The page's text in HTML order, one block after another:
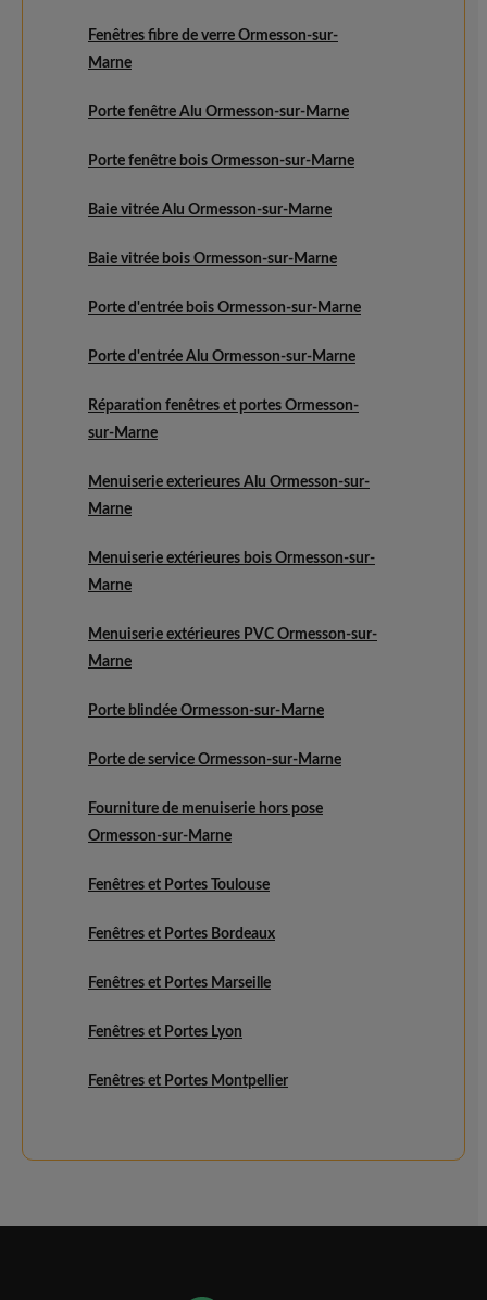
Fenêtres fibre de verre Ormesson-sur-
Marne
Porte fenêtre Alu Ormesson-sur-Marne
Porte fenêtre bois Ormesson-sur-Marne
Baie vitrée Alu Ormesson-sur-Marne
Baie vitrée bois Ormesson-sur-Marne
Porte d'entrée bois Ormesson-sur-Marne
Porte d'entrée Alu Ormesson-sur-Marne
Réparation fenêtres et portes Ormesson-
sur-Marne
Menuiserie exterieures Alu Ormesson-sur-
Marne
Menuiserie extérieures bois Ormesson-sur-
Marne
Menuiserie extérieures PVC Ormesson-sur-
Marne
Porte blindée Ormesson-sur-Marne
Porte de service Ormesson-sur-Marne
Fourniture de menuiserie hors pose
Ormesson-sur-Marne
Fenêtres et Portes Toulouse
Fenêtres et Portes Bordeaux
Fenêtres et Portes Marseille
Fenêtres et Portes Lyon
Fenêtres et Portes Montpellier